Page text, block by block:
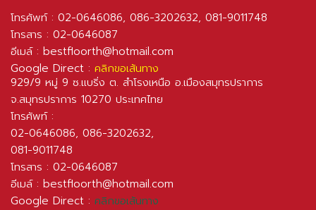
โทรศัพท์ : 02-0646086, 086-3202632, 081-9011748
โทรสาร : 02-0646087
อีเมล์ : bestfloorth@hotmail.com
Google Direct : คลิกขอเส้นทาง
929/9 หมู่ 9 ซ.แบริ่ง ต. สำโรงเหนือ อ.เมืองสมุทรปราการ
จ.สมุทรปราการ 10270 ประเทศไทย
โทรศัพท์ :
02-0646086, 086-3202632,
081-9011748
โทรสาร : 02-0646087
อีเมล์ : bestfloorth@hotmail.com
Google Direct : คลิกขอเส้นทาง